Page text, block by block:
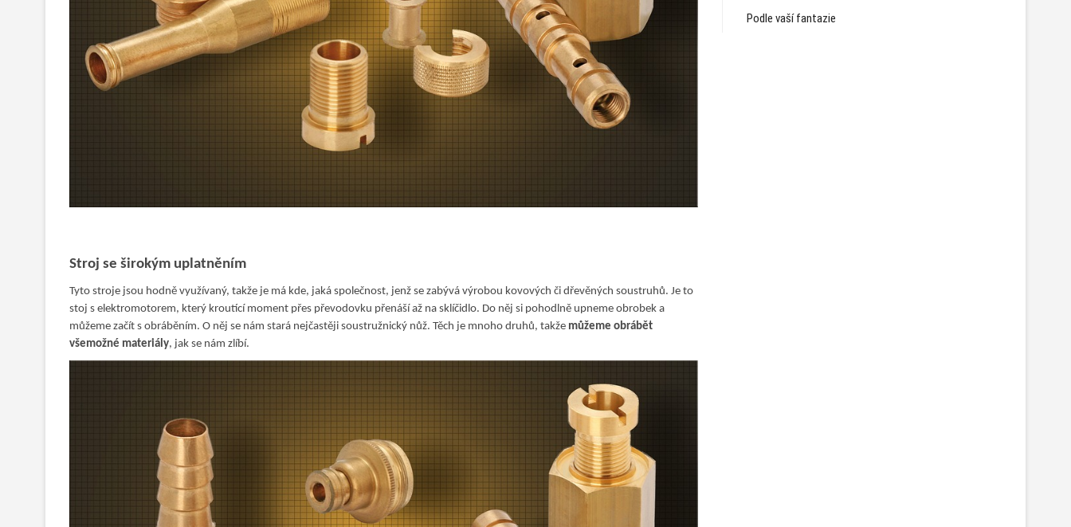
Stroj se širokým uplatněním
Tyto stroje jsou hodně využívaný, takže je má kde, jaká společnost, jenž se zabývá výrobou kovových či dřevěných soustruhů. Je to
stoj s elektromotorem, který kroutící moment přes převodovku přenáší až na sklíčidlo. Do něj si pohodlně upneme obrobek a
můžeme začít s obráběním. O něj se nám stará nejčastěji soustružnický nůž. Těch je mnoho druhů, takže můžeme obrábět
všemožné materiály, jak se nám zlíbí.
Podle vaší fantazie